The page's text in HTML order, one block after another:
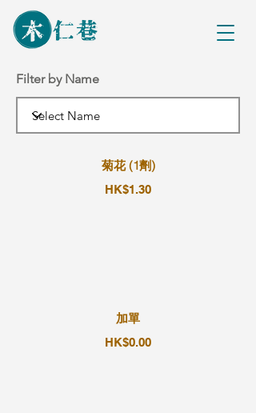
Filter by Name
菊花 (1劑)
HK$1.30
加單
HK$0.00